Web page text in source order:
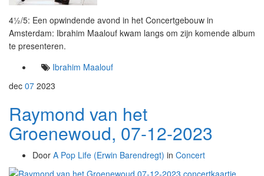
4½/5: Een opwindende avond in het Concertgebouw in
Amsterdam: Ibrahim Maalouf kwam langs om zijn komende album
te presenteren.
Ibrahim Maalouf
dec 07 2023
Raymond van het
Groenewoud, 07-12-2023
Door A Pop Life (Erwin Barendregt) in Concert